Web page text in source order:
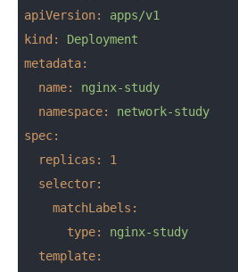
apiVersion:
apps/v1
kind:
Deployment
metadata:
name:
nginx-study
namespace:
network-study
spec:
replicas:
1
selector:
matchLabels:
type:
nginx-study
template: